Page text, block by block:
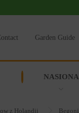
Garden Guide
NASIONA
z Holandii